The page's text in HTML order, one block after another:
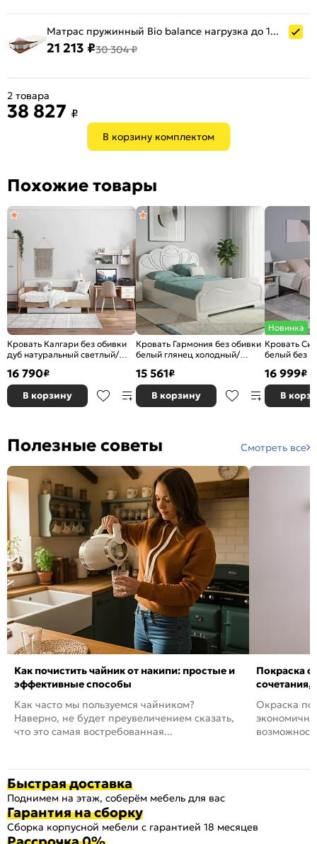
Матрас пружинный Bio balance нагрузка до 140 кг 1600x2000
21 213 ₽30 304 ₽
В корзину комплектом
2 товара
38 827 ₽
Похожие товары
Кровать Калгари без обивки
дуб натуральный светлый/
900x2000, ортопедическое
основание, изголовье жесткое
16 790₽
В корзину
Кровать Гармония без обивки
белый глянец холодный/
изголовье жесткое
15 561₽
В корзину
Новинка
Кровать
белый без
изголовье
16 999₽
В
Полезные советы Смотреть все
Как почистить чайник от накипи: простые и
эффективные способы
Как часто мы пользуемся чайником?
Наверно, не будет преувеличением сказать,
что это самая востребованная...
Покраска
сочетания,
Окраска
Быстрая доставка
Поднимем на этаж, соберём мебель для вас
Гарантия на сборку
Сборка корпусной мебели с гарантией 18 месяцев